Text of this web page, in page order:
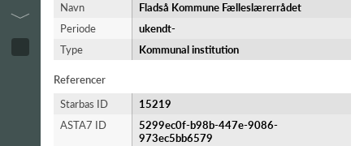
Navn
Fladså Kommune Fælleslærerrådet
Periode
ukendt-​
Type
Kommunal institution
Referencer
Starbas ID
15219
ASTA7 ID
5299ec0f-b98b-447e-9086-
973ec5bb6579